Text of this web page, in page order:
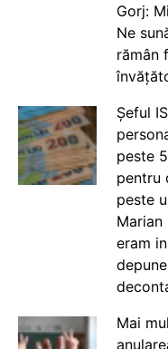
Gorj:
Ne
rămân
Șeful
peste
pentru
peste
Marian
eram
Mai